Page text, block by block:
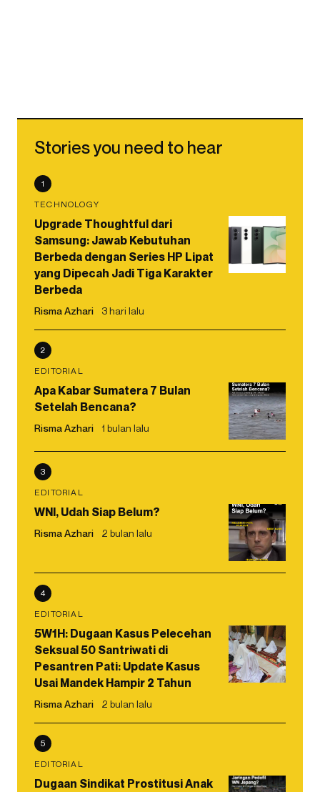
Stories you need to hear
1
TECHNOLOGY
Upgrade Thoughtful dari
Samsung: Jawab Kebutuhan
Berbeda dengan Series HP Lipat
yang Dipecah Jadi Tiga Karakter
Berbeda
Risma Azhari 3 hari lalu
2
EDITORIAL
Apa Kabar Sumatera 7 Bulan
Setelah Bencana?
Risma Azhari 1 bulan lalu
3
EDITORIAL
WNI, Udah Siap Belum?
Risma Azhari 2 bulan lalu
4
EDITORIAL
5W1H: Dugaan Kasus Pelecehan
Seksual 50 Santriwati di
Pesantren Pati: Update Kasus
Usai Mandek Hampir 2 Tahun
Risma Azhari 2 bulan lalu
5
EDITORIAL
Dugaan Sindikat Prostitusi Anak